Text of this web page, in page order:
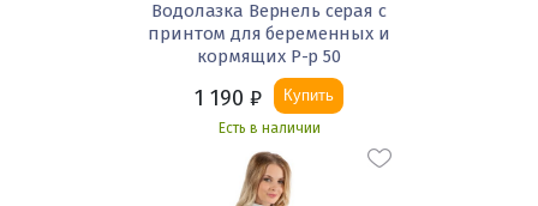
Водолазка Вернель серая с
принтом для беременных и
кормящих Р-р 50
1 190 ₽ Купить
Есть в наличии